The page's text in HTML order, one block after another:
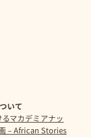
いて
マカデミアナッ
– African Stories